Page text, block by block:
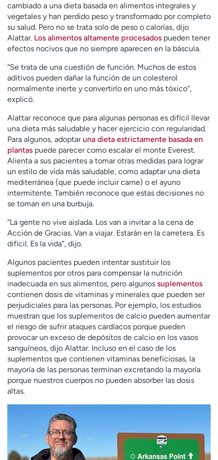
cambiado a una dieta basada en alimentos integrales y
vegetales y han perdido peso y transformado por completo
su salud. Pero no se trata solo de peso o calorías, dijo
Alattar. Los alimentos altamente procesados ​​pueden tener
efectos nocivos que no siempre aparecen en la báscula.
“Se trata de una cuestión de función. Muchos de estos
aditivos pueden dañar la función de un colesterol
normalmente inerte y convertirlo en uno más tóxico”,
explicó.
Alattar reconoce que para algunas personas es difícil llevar
una dieta más saludable y hacer ejercicio con regularidad.
Para algunos, adoptaruna dieta estrictamente basada en
plantas puede parecer como escalar el monte Everest.
Alienta a sus pacientes a tomar otras medidas para lograr
un estilo de vida más saludable, como adaptar una dieta
mediterránea (que puede incluir carne) o el ayuno
intermitente. También reconoce que estas decisiones no
se toman en una burbuja.
“La gente no vive aislada. Los van a invitar a la cena de
Acción de Gracias. Van a viajar. Estarán en la carretera. Es
difícil. Es la vida”, dijo.
Algunos pacientes pueden intentar sustituir los
suplementos por otros para compensar la nutrición
inadecuada en sus alimentos, pero algunos suplementos
contienen dosis de vitaminas y minerales que pueden ser
perjudiciales para las personas. Por ejemplo, los estudios
muestran que los suplementos de calcio pueden aumentar
el riesgo de sufrir ataques cardíacos porque pueden
provocar un exceso de depósitos de calcio en los vasos
sanguíneos, dijo Alattar. Incluso en el caso de los
suplementos que contienen vitaminas beneficiosas, la
mayoría de las personas terminan excretando la mayoría
porque nuestros cuerpos no pueden absorber las dosis
altas.